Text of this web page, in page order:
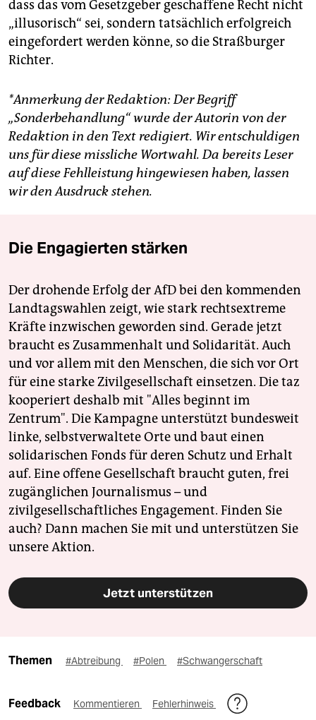
dass das vom Gesetzgeber geschaffene Recht nicht
„illusorisch“ sei, sondern tatsächlich erfolgreich
eingefordert werden könne, so die Straßburger
Richter.
*Anmerkung der Redaktion: Der Begriff
„Sonderbehandlung“ wurde der Autorin von der
Redaktion in den Text redigiert. Wir entschuldigen
uns für diese missliche Wortwahl. Da bereits Leser
auf diese Fehlleistung hingewiesen haben, lassen
wir den Ausdruck stehen.
Die Engagierten stärken
Der drohende Erfolg der AfD bei den kommenden
Landtagswahlen zeigt, wie stark rechtsextreme
Kräfte inzwischen geworden sind. Gerade jetzt
braucht es Zusammenhalt und Solidarität. Auch
und vor allem mit den Menschen, die sich vor Ort
für eine starke Zivilgesellschaft einsetzen. Die taz
kooperiert deshalb mit "Alles beginnt im
Zentrum". Die Kampagne unterstützt bundesweit
linke, selbstverwaltete Orte und baut einen
solidarischen Fonds für deren Schutz und Erhalt
auf. Eine offene Gesellschaft braucht guten, frei
zugänglichen Journalismus – und
zivilgesellschaftliches Engagement. Finden Sie
auch? Dann machen Sie mit und unterstützen Sie
unsere Aktion.
Jetzt unterstützen
Themen #Abtreibung #Polen #Schwangerschaft
Feedback Kommentieren Fehlerhinweis